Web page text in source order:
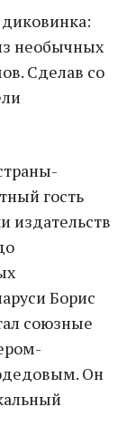
необычных
Сделав со
гость
издательств
Борис
союзные
Он